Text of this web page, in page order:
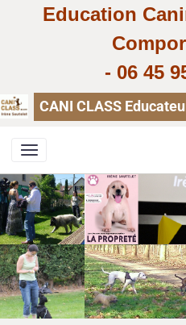
Education
- 06 45
CANI CLASS